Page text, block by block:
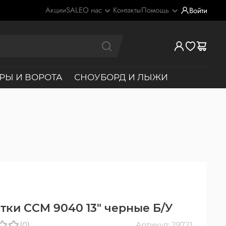
АкцииSALEО нас КонтактыПомощь Войти
И ВОРОТА СНОУБОРД И ЛЫЖИ
CCM 9040 13" черные Б/У